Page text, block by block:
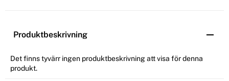
Produktbeskrivning
Det finns tyvärr ingen produktbeskrivning att visa för denna
produkt.